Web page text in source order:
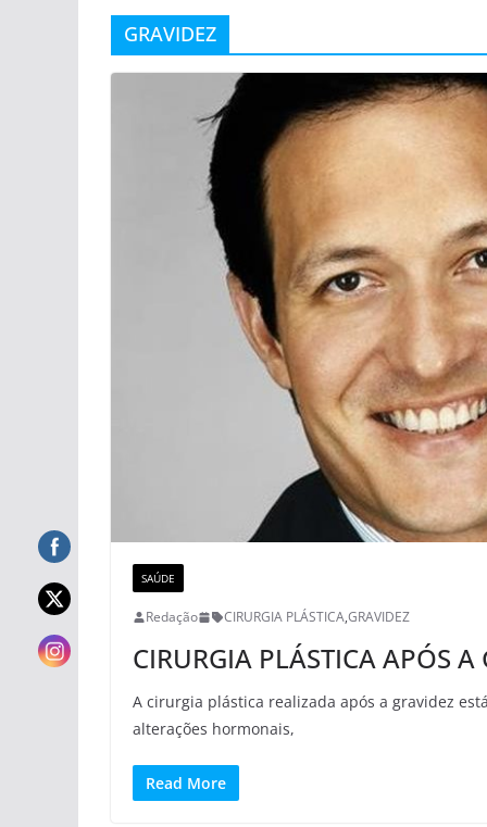
GRAVIDEZ
SAÚDE
Redação CIRURGIA PLÁSTICA,GRAVIDEZ
CIRURGIA PLÁSTICA APÓS A
A cirurgia plástica realizada após a gravidez
alterações hormonais,
Read More